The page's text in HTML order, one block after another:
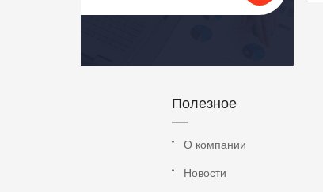
Полезное
О компании
Новости